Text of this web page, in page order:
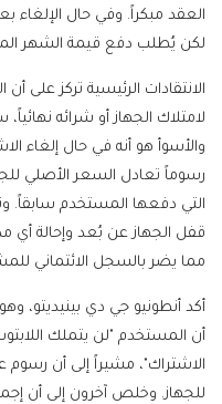
العقد مبكراً. وفي حال الإلغاء
لكن يُطلب دفع قيمة الشهر
الانتقادات الرئيسية تركز على
لامتلاك الجهاز أو شرائه
رسوماً تعادل السعر الأصلي
قفل الجهاز عن بُعد وإحالة أي
مما يضر بالسجل الائتماني
أن المستخدم "لن يتملك
الاشتراك"، مشيراً إلى أن رسوم
للجهاز. وخلص آخرون إلى أن